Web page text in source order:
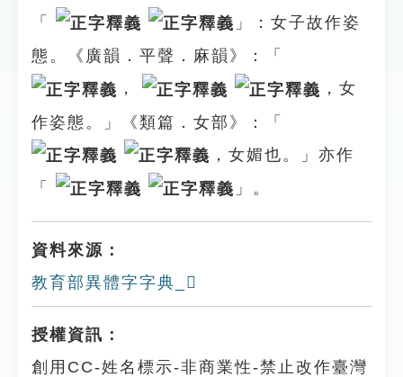
「
」：女子故作姿
態。《廣韻．平聲．麻韻》：「
，
，女
作姿態。」《類篇．女部》：「
，女媚也。」亦作
「
」。
資料來源：
教育部異體字字典_𡤫
授權資訊：
創用CC-姓名標示-非商業性-禁止改作臺灣